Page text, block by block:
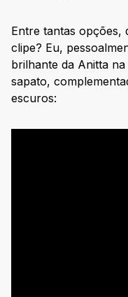
Entre tantas opções,
clipe? Eu,
brilhante da Anitta
sapato,
escuros: